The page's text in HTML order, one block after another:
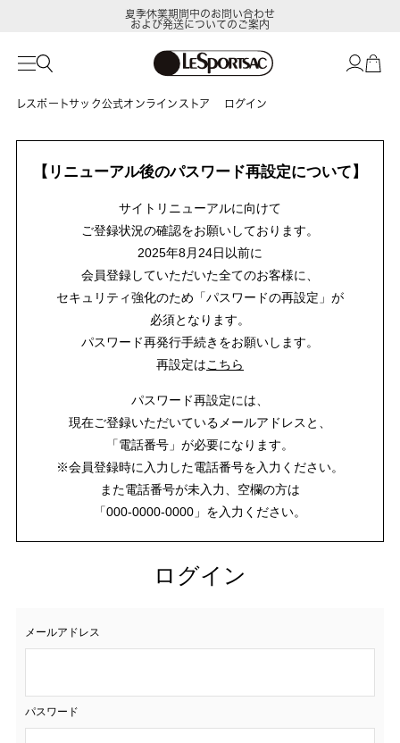
夏季休業期間中のお問い合わせ
および発送についてのご案内
レスポートサック公式オンラインストア ログイン
【リニューアル後のパスワード再設定について】
サイトリニューアルに向けて
ご登録状況の確認をお願いしております。
2025年8月24日以前に
会員登録していただいた全てのお客様に、
セキュリティ強化のため「パスワードの再設定」が
必須となります。
パスワード再発行手続きをお願いします。
再設定はこちら
パスワード再設定には、
現在ご登録いただいているメールアドレスと、
「電話番号」が必要になります。
※会員登録時に入力した電話番号を入力ください。
また電話番号が未入力、空欄の方は
「000-0000-0000」を入力ください。
ログイン
メールアドレス
パスワード